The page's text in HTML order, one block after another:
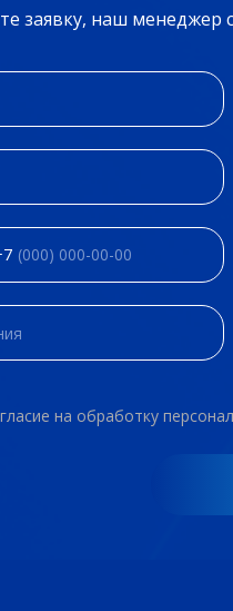
заявку, наш менеджер
на обработку